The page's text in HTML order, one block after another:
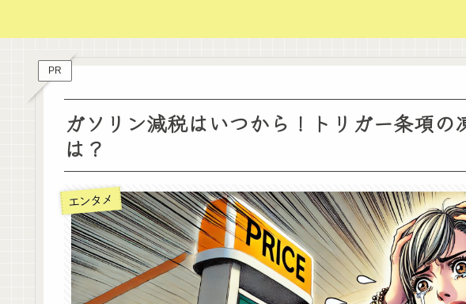
PR
ガソリン減税はいつから！トリガー条項
は？
エンタメ